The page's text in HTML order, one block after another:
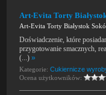
Art-Evita Torty
Art-Evita Torty Białystok
Doświadczenie, które
przygotowanie smacznych,
(...)»
Kategorie:Cukiernicze
Ocena użytkowników: